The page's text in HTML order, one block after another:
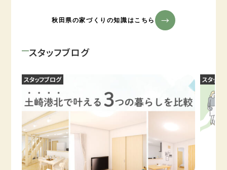
秋田県の家づくりの知識はこちら
スタッフブログ
スタッフブログ スタッフ